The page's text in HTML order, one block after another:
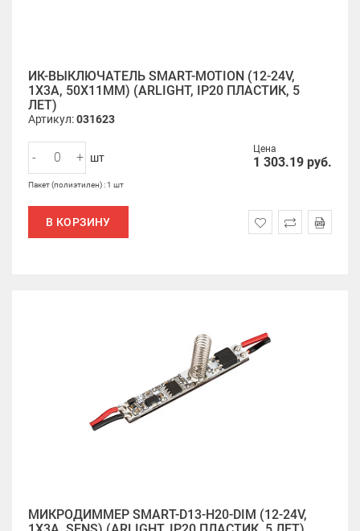
ИК-ВЫКЛЮЧАТЕЛЬ SMART-MOTION (12-24V,
1Х3А, 50X11MM) (ARLIGHT, IP20 ПЛАСТИК, 5
ЛЕТ)
Артикул:031623
Цена
1 303.19 руб.
- + шт
Пакет (полиэтилен) : 1 шт
В КОРЗИНУ
МИКРОДИММЕР SMART-D13-H20-DIM (12-24V,